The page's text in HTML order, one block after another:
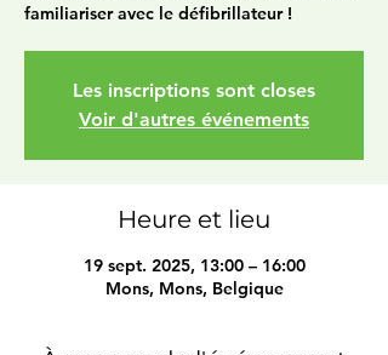
familiariser avec le défibrillateur !
Les inscriptions sont closes
Voir d'autres événements
Heure et lieu
19 sept. 2025, 13:00 – 16:00
Mons, Mons, Belgique